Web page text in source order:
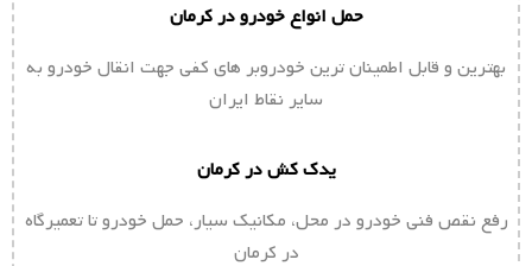
حمل انواع خودرو در کرمان
بهترین و قابل اطمینان ترین خودروبر های کفی جهت انقال خودرو به
سایر نقاط ایران
یدک کش در کرمان
رفع نقص فنی خودرو در محل، مکانیک سیار، حمل خودرو تا تعمیرگاه
در کرمان